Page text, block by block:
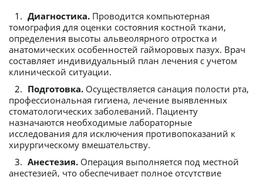
Диагностика. Проводится компьютерная
томография для оценки состояния костной ткани,
определения высоты альвеолярного отростка и
анатомических особенностей гайморовых пазух. Врач
составляет индивидуальный план лечения с учетом
клинической ситуации.
Подготовка. Осуществляется санация полости рта,
профессиональная гигиена, лечение выявленных
стоматологических заболеваний. Пациенту
назначаются необходимые лабораторные
исследования для исключения противопоказаний к
хирургическому вмешательству.
Анестезия. Операция выполняется под местной
анестезией, что обеспечивает полное отсутствие